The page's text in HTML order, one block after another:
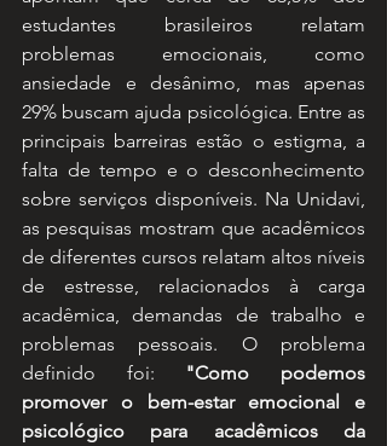
estudantes brasileiros relatam
problemas emocionais, como
ansiedade e desânimo, mas apenas
29% buscam ajuda psicológica. Entre as
principais barreiras estão o estigma, a
falta de tempo e o desconhecimento
sobre serviços disponíveis. Na Unidavi,
as pesquisas mostram que acadêmicos
de diferentes cursos relatam altos níveis
de estresse, relacionados à carga
acadêmica, demandas de trabalho e
problemas pessoais. O problema
definido foi: "Como podemos
promover o bem-estar emocional e
psicológico para acadêmicos da